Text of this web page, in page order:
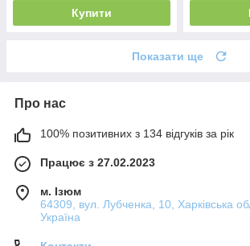
Купити
Показати ще
Про нас
100% позитивних з 134 відгуків за рік
Працює з 27.02.2023
м. Ізюм
64309, вул. Лубченка, 10, Харківська
Україна